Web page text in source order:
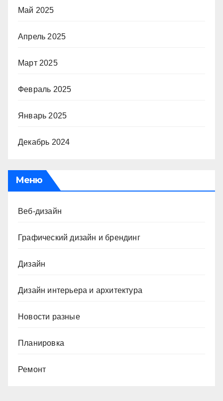
Май 2025
Апрель 2025
Март 2025
Февраль 2025
Январь 2025
Декабрь 2024
Меню
Веб-дизайн
Графический дизайн и брендинг
Дизайн
Дизайн интерьера и архитектура
Новости разные
Планировка
Ремонт